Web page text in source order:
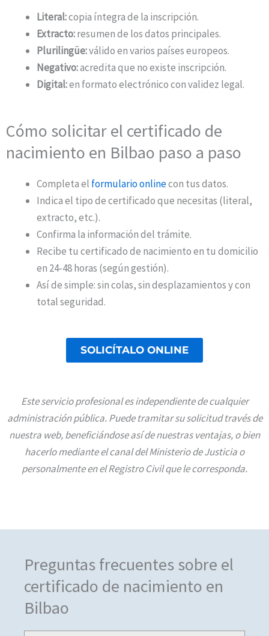
Literal:copia íntegra de la inscripción.
Extracto:resumen de los datos principales.
Plurilingüe:válido en varios países europeos.
Negativo:acredita que no existe inscripción.
Digital:en formato electrónico con validez legal.
Cómo solicitar el certificado de
nacimiento en Bilbao paso a paso
Completa el formulario onlinecon tus datos.
Indica el tipo de certificado que necesitas (literal,
extracto, etc.).
Confirma la información del trámite.
Recibe tu certificado de nacimiento en tu domicilio
en 24-48 horas (según gestión).
Así de simple: sin colas, sin desplazamientos y con
total seguridad.
SOLICÍTALO ONLINE
Este servicio profesional es independiente de cualquier
administración pública. Puede tramitar su solicitud través de
nuestra web, beneficiándose así de nuestras ventajas, o bien
hacerlo mediante el canal del Ministerio de Justicia o
personalmente en el Registro Civil que le corresponda.
Preguntas frecuentes sobre el
certificado de nacimiento en
Bilbao